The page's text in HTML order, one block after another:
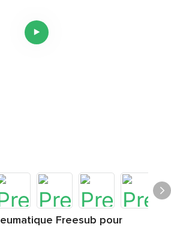
Freesub pour